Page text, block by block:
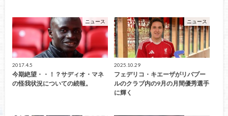
ニュース
2017.4.5
今期絶望・・！？サディオ・マネ
の怪我状況についての続報。
ニュース
2025.10.29
フェデリコ・キエーザがリバプー
ルのクラブ内の9月の月間優秀選手
に輝く